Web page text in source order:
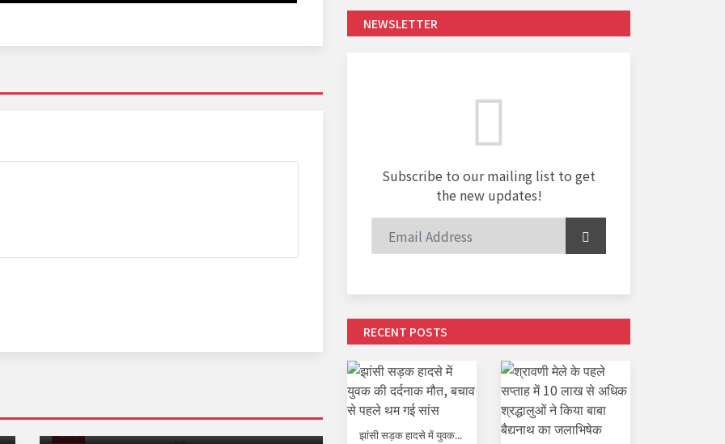
राज्य युद्धपोत
NEWSLETTER
Subscribe to our mailing list to get
the new updates!
RECENT POSTS
झांसी सड़क हादसे में युवक...